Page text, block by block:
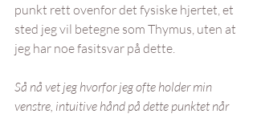
punkt rett ovenfor det fysiske hjertet, et
sted jeg vil betegne som Thymus, uten at
jeg har noe fasitsvar på dette.
Så nå vet jeg hvorfor jeg ofte holder min
venstre, intuitive hånd på dette punktet når